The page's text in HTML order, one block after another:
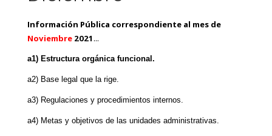
Información Pública correspondiente al mes de
Noviembre2021 ...
a1) Estructura orgánica funcional.
a2) Base legal que la rige.
a3) Regulaciones y procedimientos internos.
a4) Metas y objetivos de las unidades administrativas.